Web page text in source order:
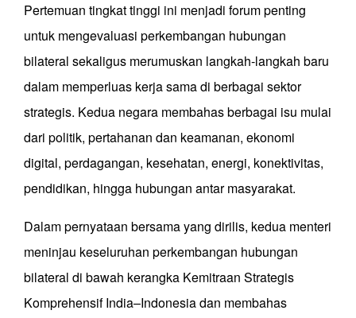
Pertemuan tingkat tinggi ini menjadi forum penting
untuk mengevaluasi perkembangan hubungan
bilateral sekaligus merumuskan langkah-langkah baru
dalam memperluas kerja sama di berbagai sektor
strategis. Kedua negara membahas berbagai isu mulai
dari politik, pertahanan dan keamanan, ekonomi
digital, perdagangan, kesehatan, energi, konektivitas,
pendidikan, hingga hubungan antar masyarakat.
Dalam pernyataan bersama yang dirilis, kedua menteri
meninjau keseluruhan perkembangan hubungan
bilateral di bawah kerangka Kemitraan Strategis
Komprehensif India–Indonesia dan membahas